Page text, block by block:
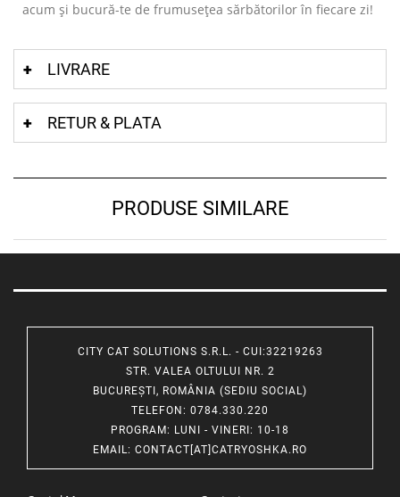
acum și bucură-te de frumusețea sărbătorilor în fiecare zi!
LIVRARE
RETUR & PLATA
PRODUSE SIMILARE
CITY CAT SOLUTIONS S.R.L. - CUI:32219263
STR. VALEA OLTULUI NR. 2
BUCUREȘTI, ROMÂNIA (SEDIU SOCIAL)
TELEFON : 0784.330.220
PROGRAM: LUNI - VINERI: 10-18
EMAIL: CONTACT[AT]CATRYOSHKA.RO